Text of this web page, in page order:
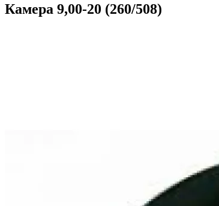
Камера 9,00-20 (260/508)